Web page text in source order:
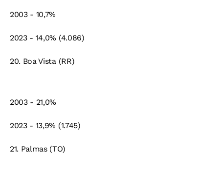
2003 - 10,7%
2023 - 14,0% (4.086)
20. Boa Vista (RR)
2003 - 21,0%
2023 - 13,9% (1.745)
21. Palmas (TO)